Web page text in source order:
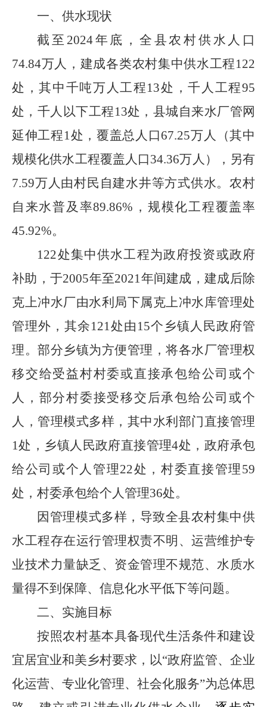
一、供水现状
截至 2024年底，全县农村供水人口
74.84万人，建成各类农村集中供水工程122
处，其中千吨万人工程13处，千人工程95
处，千人以下工程13处，县城自来水厂管网
延伸工程1处，覆盖总人口67.25万人（其中
规模化供水工程覆盖人口34.36万人），另有
7.59万人由村民自建水井等方式供水。农村
自来水普及率89.86% ，规模化工程覆盖率
45.92%。
122处集中供水工程为政府投资或政府
补助，于2005年至2021年间建成，建成后除
克上冲水厂由水利局下属克上冲水库管理处
管理外，其余121处由 15个乡镇人民政府管
理。部分乡镇为方便管理，将各水厂管理权
移交给受益村村委或直接承包给公司或个
人，部分村委接受移交后承包给公司或个
人，管理模式多样，其中水利部门直接管理
1处，乡镇人民政府直接管理4处，政府承包
给公司或个人管理22处，村委直接管理 59
处，村委承包给个人管理36处。
因管理模式多样，导致全县农村集中供
水工程存在运行管理权责不明、运营维护专
业技术力量缺乏、资金管理不规范、水质水
量得不到保障、信息化水平低下等问题。
二、实施目标
按照农村基本具备现代生活条件和建设
宜居宜业和美乡村要求，以“政府监管、企业
化运营、专业化管理、社会化服务”为总体思